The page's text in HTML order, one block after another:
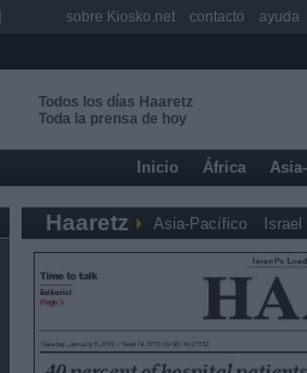
Todos los días Haaretz
Toda la prensa de hoy
Inicio África
Haaretz Asia-Pacífico Israel
sobre Kiosko.net contacto ayuda